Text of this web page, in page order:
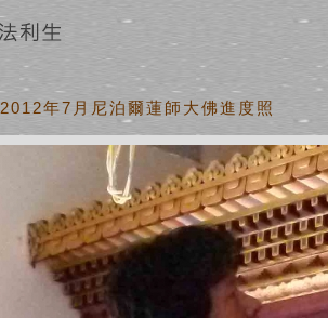
2012年7月尼泊爾蓮師大佛進度照